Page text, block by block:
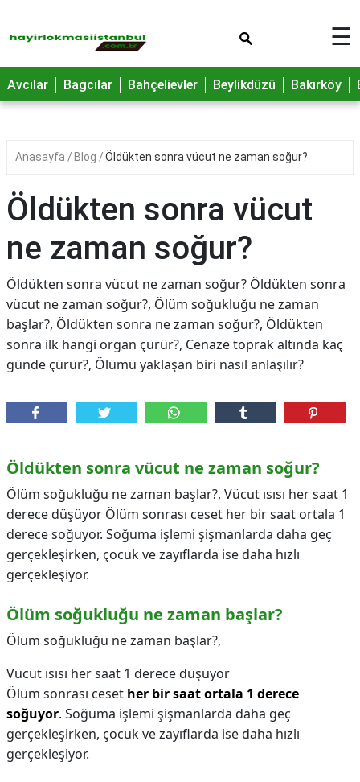
☰
Avcılar Bağcılar Bahçelievler Beylikdüzü Bakırköy
Anasayfa Blog Öldükten sonra vücut ne zaman soğur?
Öldükten sonra vücut
ne zaman soğur?
Öldükten sonra vücut ne zaman soğur? Öldükten sonra
vücut ne zaman soğur?, Ölüm soğukluğu ne zaman
başlar?, Öldükten sonra ne zaman soğur?, Öldükten
sonra ilk hangi organ çürür?, Cenaze toprak altında kaç
günde çürür?, Ölümü yaklaşan biri nasıl anlaşılır?
Öldükten sonra vücut ne zaman soğur?
Ölüm soğukluğu ne zaman başlar?, Vücut ısısı her saat 1
derece düşüyor Ölüm sonrası ceset her bir saat ortala 1
derece soğuyor. Soğuma işlemi şişmanlarda daha geç
gerçekleşirken, çocuk ve zayıflarda ise daha hızlı
gerçekleşiyor.
Ölüm soğukluğu ne zaman başlar?
Ölüm soğukluğu ne zaman başlar?,
Vücut ısısı her saat 1 derece düşüyor
Ölüm sonrası ceset her bir saat ortala 1 derece
soğuyor. Soğuma işlemi şişmanlarda daha geç
gerçekleşirken, çocuk ve zayıflarda ise daha hızlı
gerçekleşiyor.